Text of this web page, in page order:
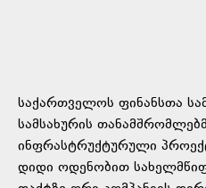
საქართველოს ფინანსთა
სამსახურის
ინფრასტრუქტურული
დიდი ოდენობით